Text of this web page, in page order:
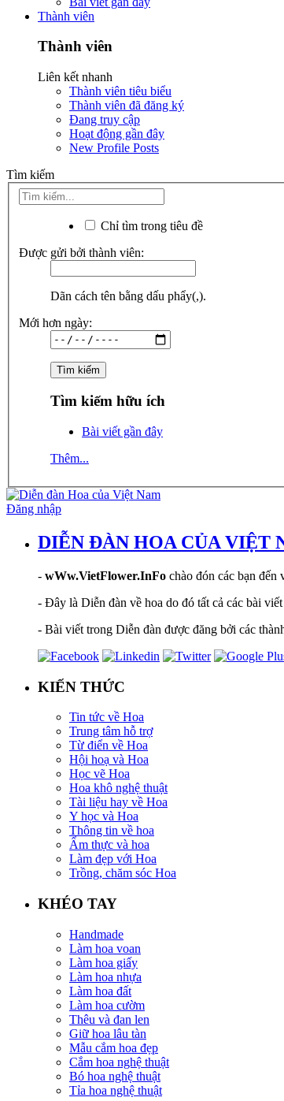
Thành viên
Thành viên
Liên kết nhanh
Thành viên tiêu biểu
Thành viên đã đăng ký
Đang truy cập
Hoạt động gần đây
New Profile Posts
Tìm kiếm
Chỉ tìm trong tiêu đề
Được gửi bởi thành viên:
Dãn cách tên bằng dấu phẩy(,).
Mới hơn ngày:
Tìm kiếm hữu ích
Bài viết gần đây
Thêm...
Đăng nhập
DIỄN ĐÀN HOA CỦA VIỆT
- wWw.VietFlower.InFo chào đón các bạn
- Đây là Diễn đàn về hoa do đó tất cả các bài
- Bài viết trong Diễn đàn được đăng bởi các
KIẾN THỨC
Tin tức về Hoa
Trung tâm hỗ trợ
Từ điển về Hoa
Hội hoạ và Hoa
Học vẽ Hoa
Hoa khô nghệ thuật
Tài liệu hay về Hoa
Y học và Hoa
Thông tin về hoa
Ẩm thực và hoa
Làm đẹp với Hoa
Trồng, chăm sóc Hoa
KHÉO TAY
Handmade
Làm hoa voan
Làm hoa giấy
Làm hoa nhựa
Làm hoa đất
Làm hoa cườm
Thêu và đan len
Giữ hoa lâu tàn
Mẫu cắm hoa đẹp
Cắm hoa nghệ thuật
Bó hoa nghệ thuật
Tỉa hoa nghệ thuật